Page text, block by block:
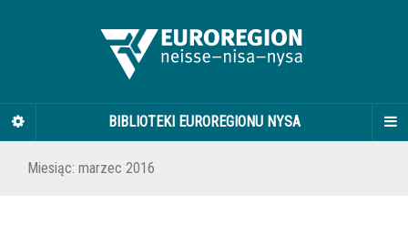
BIBLIOTEKI EUROREGIONU NYSA
Miesiąc: marzec 2016